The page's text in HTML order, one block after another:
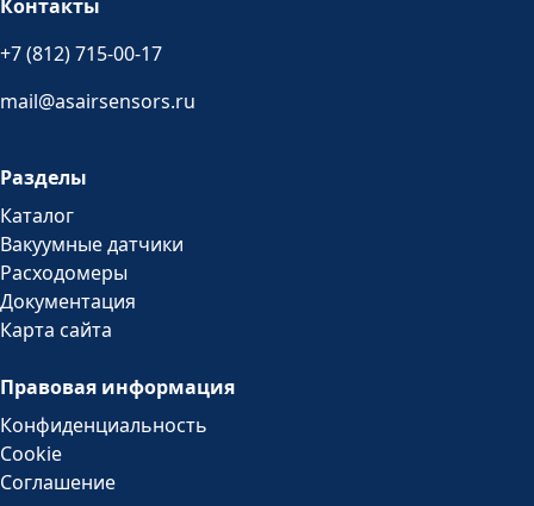
Контакты
+7 (812) 715-00-17
mail@asairsensors.ru
Разделы
Каталог
Вакуумные датчики
Расходомеры
Документация
Карта сайта
Правовая информация
Конфиденциальность
Cookie
Соглашение